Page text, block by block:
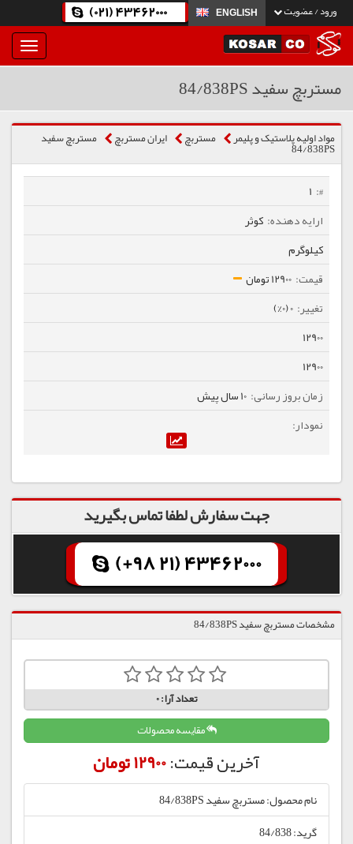
ورود / عضویت ENGLISH
(021) 43462000
بار
و
مستربچ سفید 84/838PS
مواد اولیه پلاستیک و پلیمر مستربچ ایران مستربچ مستربچ سفید
84/838PS
1
کوثر
کیلوگرم
12900 تومان
0 (0%)
12900
12900
10 سال پیش
جهت سفارش لطفا تماس بگیرید
(+98 21) 43462000
مشخصات مستربچ سفید 84/838PS
تعداد آرا:0
مقایسه محصولات
آخرین قیمت:12900 تومان
نام محصول: مستربچ سفید 84/838PS
گرید: 84/838